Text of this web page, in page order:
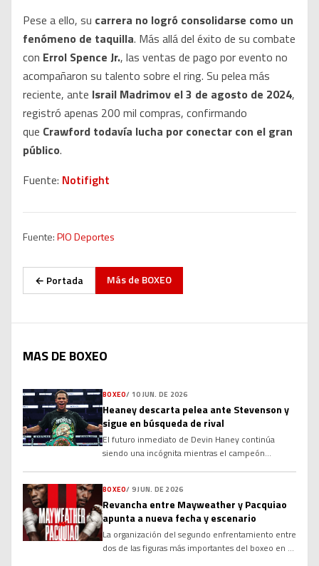
Pese a ello, su carrera no logró consolidarse como un
fenómeno de taquilla. Más allá del éxito de su combate
con Errol Spence Jr., las ventas de pago por evento no
acompañaron su talento sobre el ring. Su pelea más
reciente, ante Israil Madrimov el 3 de agosto de 2024,
registró apenas 200 mil compras, confirmando
que Crawford todavía lucha por conectar con el gran
público.
Fuente: Notifight
Fuente:PIO Deportes
← Portada Más de BOXEO
MAS DE BOXEO
BOXEO/ 10 JUN. DE 2026
Heaney descarta pelea ante Stevenson y
sigue en búsqueda de rival
El futuro inmediato de Devin Haney continúa
siendo una incógnita mientras el campeón
Aunque varios nombres importantes han sido
vinculados a su próximo combate, las
negociaciones no han avanzado como esperaba su
equipo. Desde que conquistó el campeonato tras
superar a Brian Norman Jr. por decisión en
BOXEO/ 9 JUN. DE 2026
Revancha entre Mayweather y Pacquiao
apunta a nueva fecha y escenario
La organización del segundo enfrentamiento entre
dos de las figuras más importantes del boxeo en el